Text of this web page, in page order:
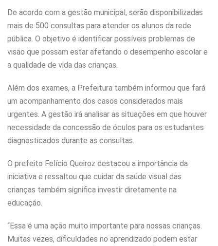
De acordo com a gestão municipal, serão disponibilizadas
mais de 500 consultas para atender os alunos da rede
pública. O objetivo é identificar possíveis problemas de
visão que possam estar afetando o desempenho escolar e
a qualidade de vida das crianças.
Além dos exames, a Prefeitura também informou que fará
um acompanhamento dos casos considerados mais
urgentes. A gestão irá analisar as situações em que houver
necessidade da concessão de óculos para os estudantes
diagnosticados durante as consultas.
O prefeito Felício Queiroz destacou a importância da
iniciativa e ressaltou que cuidar da saúde visual das
crianças também significa investir diretamente na
educação.
“Essa é uma ação muito importante para nossas crianças.
Muitas vezes, dificuldades no aprendizado podem estar